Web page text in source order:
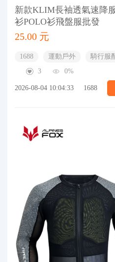
新款KLIM長袖透氣速降
衫POLO衫飛盤服批發
25.00 元
1688 運動戶外 騎行服
3
0%
2026-08-04 10:04:33 1688